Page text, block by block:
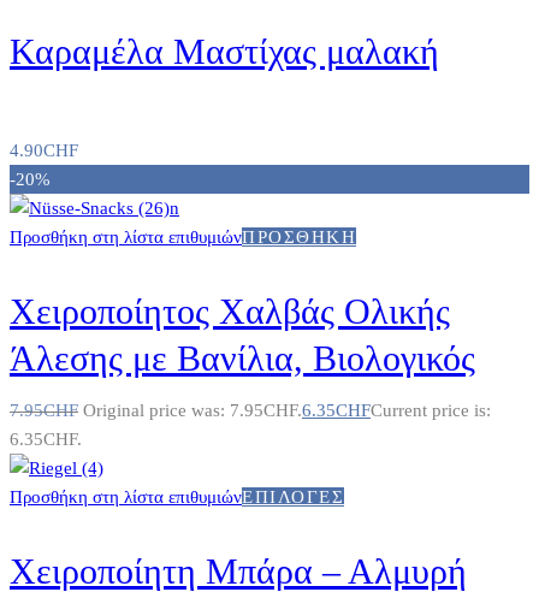
Καραμέλα Μαστίχας μαλακή
4.90CHF
-20%
Προσθήκη στη λίστα επιθυμιώνΠΡΟΣΘΉΚΗ
Χειροποίητος Χαλβάς Ολικής
Άλεσης με Βανίλια, Βιολογικός
7.95CHF Original price was: 7.95CHF.6.35CHFCurrent price is:
6.35CHF.
Προσθήκη στη λίστα επιθυμιώνΕΠΙΛΟΓΈΣ
Χειροποίητη Μπάρα – Αλμυρή